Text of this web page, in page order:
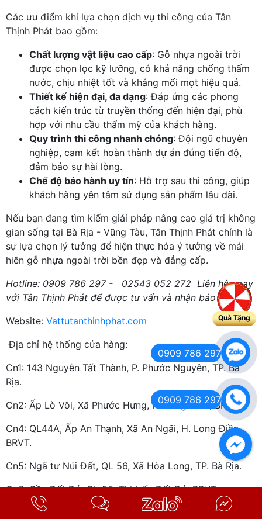
Các ưu điểm khi lựa chọn dịch vụ thi công của Tân
Thịnh Phát bao gồm:
Chất lượng vật liệu cao cấp: Gỗ nhựa ngoài trời
được chọn lọc kỹ lưỡng, có khả năng chống thấm
nước, chịu nhiệt tốt và kháng mối mọt hiệu quả.
Thiết kế hiện đại, đa dạng: Đáp ứng các phong
cách kiến trúc từ truyền thống đến hiện đại, phù
hợp với nhu cầu thẩm mỹ của khách hàng.
Quy trình thi công nhanh chóng: Đội ngũ chuyên
nghiệp, cam kết hoàn thành dự án đúng tiến độ,
đảm bảo sự hài lòng.
Chế độ bảo hành uy tín: Hỗ trợ sau thi công, giúp
khách hàng yên tâm sử dụng sản phẩm lâu dài.
Nếu bạn đang tìm kiếm giải pháp nâng cao giá trị không
gian sống tại Bà Rịa - Vũng Tàu, Tân Thịnh Phát chính là
sự lựa chọn lý tưởng để hiện thực hóa ý tưởng về mái
hiên gỗ nhựa ngoài trời bền đẹp và đẳng cấp.
Hotline: 0909 786 297 - 02543 052 272 Liên hệ ngay
với Tân Thịnh Phát để được tư vấn và nhận báo giá !
Website: Vattutanthinhphat.com
Địa chỉ hệ thống cửa hàng:
Cn1: 143 Nguyễn Tất Thành, P. Phước Nguyên, TP. Bà
Rịa.
Cn2: Ấp Lò Vôi, Xã Phước Hưng, H. Long Điền, BRVT.
Cn4: QL44A, Ấp An Thạnh, Xã An Ngãi, H. Long Điền,
BRVT.
Cn5: Ngã tư Núi Đất, QL 56, Xã Hòa Long, TP. Bà Rịa.
Cn6: Cầu Đất Đỏ, QL 55, Thị trấn Đất Đỏ, BRVT.
Ngoài các vật liệu được nêu trên, Tân Thịnh Phát còn
Quà Tặng
0909 786 297
0909 786 297